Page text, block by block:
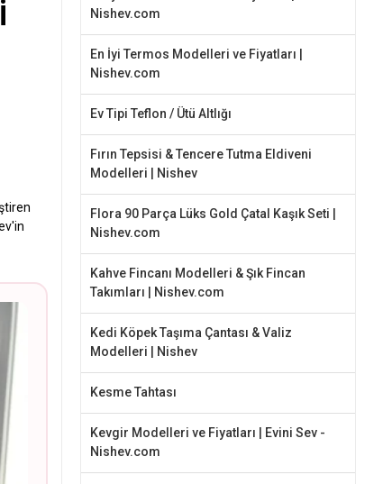
Nishev.com
En İyi Termos Modelleri ve Fiyatları |
Nishev.com
Ev Tipi Teflon / Ütü Altlığı
Fırın Tepsisi & Tencere Tutma Eldiveni
Modelleri | Nishev
Flora 90 Parça Lüks Gold Çatal Kaşık Seti |
Nishev.com
Kahve Fincanı Modelleri & Şık Fincan
Takımları | Nishev.com
Kedi Köpek Taşıma Çantası & Valiz
Modelleri | Nishev
Kesme Tahtası
Kevgir Modelleri ve Fiyatları | Evini Sev -
Nishev.com